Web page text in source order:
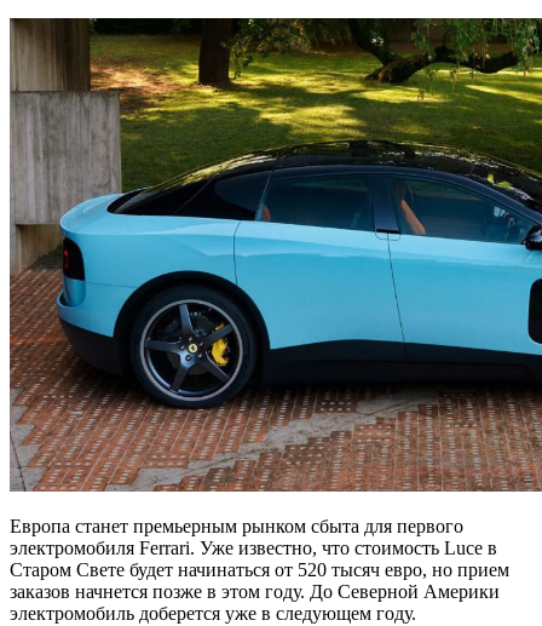
Европа станет премьерным рынком сбыта для первого
электромобиля Ferrari. Уже известно, что стоимость Luce в
Старом Свете будет начинаться от 520 тысяч евро, но прием
заказов начнется позже в этом году. До Северной Америки
электромобиль доберется уже в следующем году.